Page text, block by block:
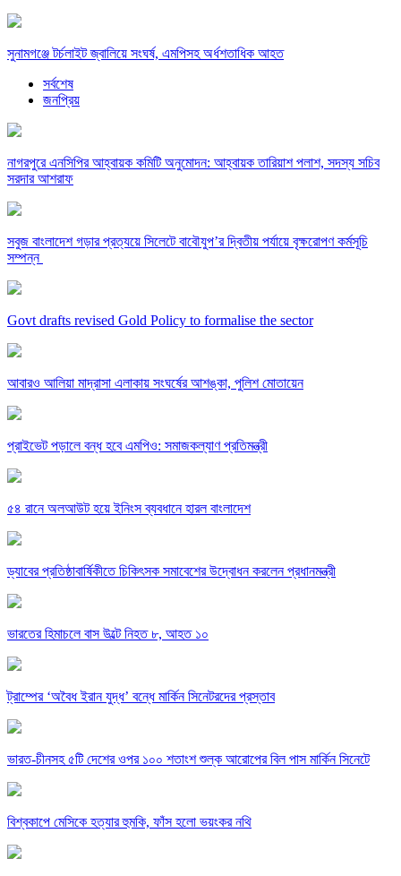
সুনামগঞ্জে টর্চলাইট জ্বালিয়ে সংঘর্ষ, এমপিসহ অর্ধশতাধিক আহত
সর্বশেষ
জনপ্রিয়
নাগরপুরে এনসিপির আহ্বায়ক কমিটি অনুমোদন: আহ্বায়ক তারিয়াশ পলাশ, সদস্য সচিব
সরদার আশরাফ
সবুজ বাংলাদেশ গড়ার প্রত্যয়ে সিলেটে বাবৌযুপ’র দ্বিতীয় পর্যায়ে বৃক্ষরোপণ কর্মসূচি
সম্পন্ন
Govt drafts revised Gold Policy to formalise the sector
আবারও আলিয়া মাদ্রাসা এলাকায় সংঘর্ষের আশঙ্কা, পুলিশ মোতায়েন
প্রাইভেট পড়ালে বন্ধ হবে এমপিও: সমাজকল্যাণ প্রতিমন্ত্রী
৫৪ রানে অলআউট হয়ে ইনিংস ব্যবধানে হারল বাংলাদেশ
ড্যাবের প্রতিষ্ঠাবার্ষিকীতে চিকিৎসক সমাবেশের উদ্বোধন করলেন প্রধানমন্ত্রী
ভারতের হিমাচলে বাস উল্টে নিহত ৮, আহত ১০
ট্রাম্পের ‘অবৈধ ইরান যুদ্ধ’ বন্ধে মার্কিন সিনেটরদের প্রস্তাব
ভারত-চীনসহ ৫টি দেশের ওপর ১০০ শতাংশ শুল্ক আরোপের বিল পাস মার্কিন সিনেটে
বিশ্বকাপে মেসিকে হত্যার হুমকি, ফাঁস হলো ভয়ংকর নথি